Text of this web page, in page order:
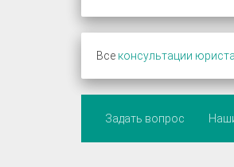
Все консультации
Задать вопрос